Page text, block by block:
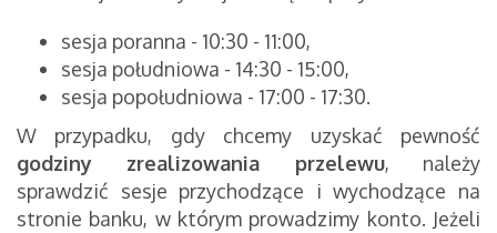
sesja poranna - 10:30 - 11:00,
sesja południowa - 14:30 - 15:00,
sesja popołudniowa - 17:00 - 17:30.
W przypadku, gdy chcemy uzyskać pewność
godziny zrealizowania przelewu, należy
sprawdzić sesje przychodzące i wychodzące na
stronie banku, w którym prowadzimy konto. Jeżeli